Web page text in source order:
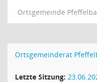
Ortsgemeinde
Ortsgemeinderat
Letzte Sitzung: